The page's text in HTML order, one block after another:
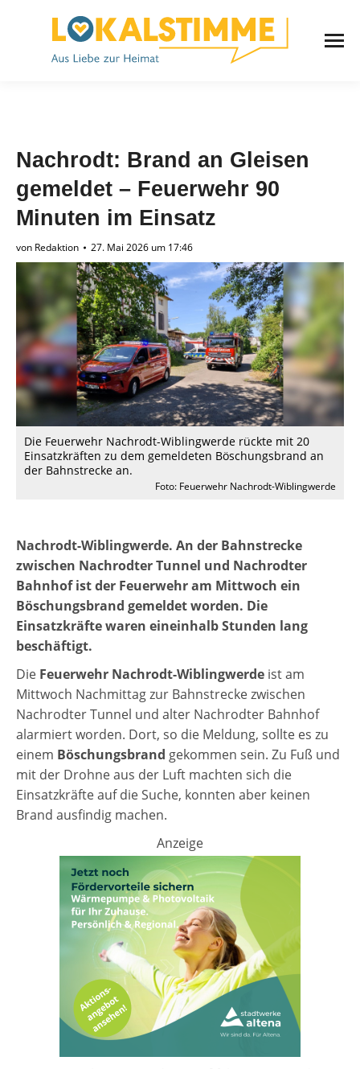
Nachrodt: Brand an Gleisen
gemeldet – Feuerwehr 90
Minuten im Einsatz
von Redaktion 27. Mai 2026 um 17:46
Die Feuerwehr Nachrodt-Wiblingwerde rückte mit 20
Einsatzkräften zu dem gemeldeten Böschungsbrand an
der Bahnstrecke an.
Foto: Feuerwehr Nachrodt-Wiblingwerde
Nachrodt-Wiblingwerde. An der Bahnstrecke
zwischen Nachrodter Tunnel und Nachrodter
Bahnhof ist der Feuerwehr am Mittwoch ein
Böschungsbrand gemeldet worden. Die
Einsatzkräfte waren eineinhalb Stunden lang
beschäftigt.
Die Feuerwehr Nachrodt-Wiblingwerde ist am
Mittwoch Nachmittag zur Bahnstrecke zwischen
Nachrodter Tunnel und alter Nachrodter Bahnhof
alarmiert worden. Dort, so die Meldung, sollte es zu
einem Böschungsbrand gekommen sein. Zu Fuß und
mit der Drohne aus der Luft machten sich die
Einsatzkräfte auf die Suche, konnten aber keinen
Brand ausfindig machen.
Anzeige